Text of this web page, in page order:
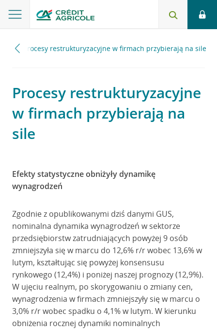
Procesy restrukturyzacyjne w firmach przybierają na sile
Procesy restrukturyzacyjne
w firmach przybierają na
sile
Efekty statystyczne obniżyły dynamikę
wynagrodzeń
Zgodnie z opublikowanymi dziś danymi GUS,
nominalna dynamika wynagrodzeń w sektorze
przedsiębiorstw zatrudniających powyżej 9 osób
zmniejszyła się w marcu do 12,6% r/r wobec 13,6% w
lutym, kształtując się powyżej konsensusu
rynkowego (12,4%) i poniżej naszej prognozy (12,9%).
W ujęciu realnym, po skorygowaniu o zmiany cen,
wynagrodzenia w firmach zmniejszyły się w marcu o
3,0% r/r wobec spadku o 4,1% w lutym. W kierunku
obniżenia rocznej dynamiki nominalnych